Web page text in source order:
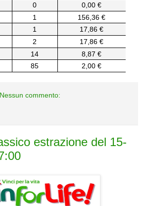
0
0,00 €
1
156,36 €
1
17,86 €
2
17,86 €
14
8,87 €
85 2,00 €
Nessun commento:
estrazione del 15-